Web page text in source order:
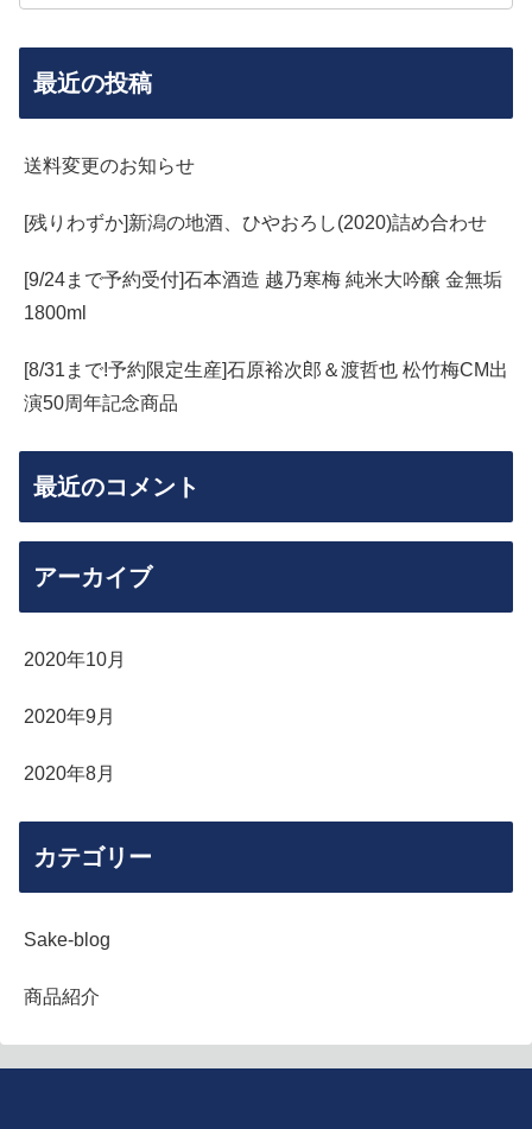
最近の投稿
送料変更のお知らせ
[残りわずか]新潟の地酒、ひやおろし(2020)詰め合わせ
[9/24まで予約受付]石本酒造 越乃寒梅 純米大吟醸 金無垢
1800ml
[8/31まで!予約限定生産]石原裕次郎＆渡哲也 松竹梅CM出
演50周年記念商品
最近のコメント
アーカイブ
2020年10月
2020年9月
2020年8月
カテゴリー
Sake-blog
商品紹介